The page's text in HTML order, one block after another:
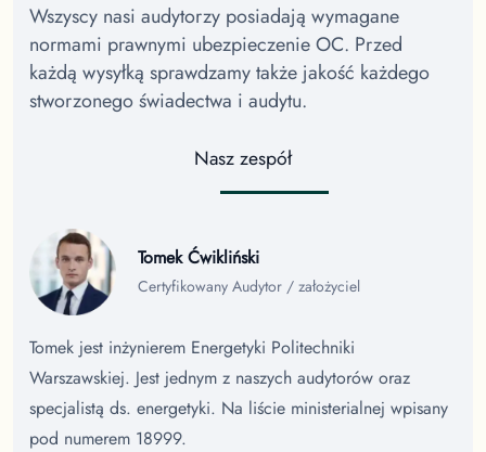
Wszyscy nasi audytorzy posiadają wymagane
normami prawnymi ubezpieczenie OC. Przed
każdą wysyłką sprawdzamy także jakość każdego
stworzonego świadectwa i audytu.
Nasz zespół
Tomek Ćwikliński
Certyfikowany Audytor / założyciel
Tomek jest inżynierem Energetyki Politechniki
Warszawskiej. Jest jednym z naszych audytorów oraz
specjalistą ds. energetyki. Na liście ministerialnej wpisany
pod numerem 18999.